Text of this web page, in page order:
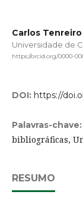
Carlos Tenreiro
Universidade de
https://orcid.org/0000-
DOI: https://
Palavras-chave:
bibliográficas,
RESUMO